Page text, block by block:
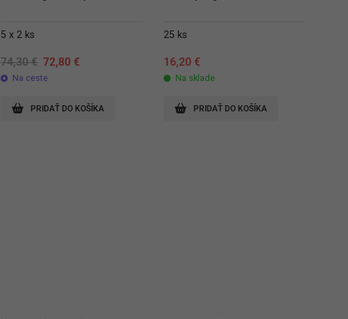
5 x 2 ks
74,30€ Original
price
was:
72,80 €Current
Na ceste
PRIDAŤ DO KOŠÍKA
25 ks
16,20 €
Na sklade
PRIDAŤ DO KOŠÍKA